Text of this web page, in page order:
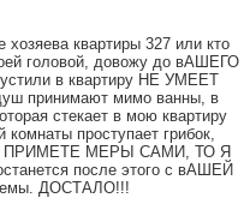
хозяева квартиры 327 или кто
головой, довожу до вАШЕГО
в квартиру НЕ УМЕЕТ
принимают мимо ванны, в
стекает в мою квартиру
проступает грибок,
ПРИМЕТЕ МЕРЫ САМИ, ТО Я
после этого с вАШЕЙ
ДОСТАЛО!!!